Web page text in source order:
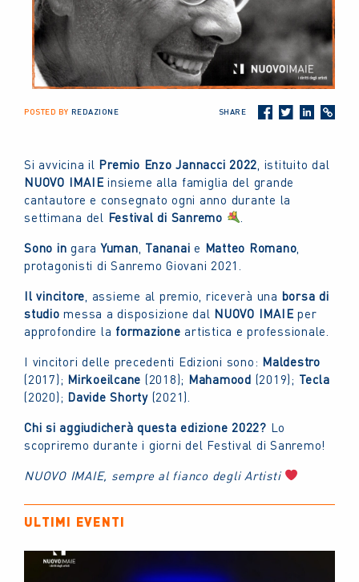
POSTED BY REDAZIONE SHARE
Si avvicina il Premio Enzo Jannacci 2022 , istituito dal
NUOVO IMAIE insieme alla famiglia del grande
cantautore e consegnato ogni anno durante la
settimana del Festival di Sanremo
Sono in garaYuman Tananai e Matteo Romano
protagonisti di Sanremo Giovani 2021.
Il vincitore , assieme al premio, riceverà una borsa di
studio messa a disposizione dal NUOVO IMAIE per
approfondire la formazione artistica e professionale.
I vincitori delle precedenti Edizioni sono: Maldestro
(2017); Mirkoeilcane (2018); Mahamood (2019); Tecla
(2020); Davide Shorty(2021).
Chi si aggiudicherà questa edizione 2022? Lo
scopriremo durante i giorni del Festival di Sanremo!
NUOVO IMAIE, sempre al fianco degli Artisti
ULTIMI EVENTI